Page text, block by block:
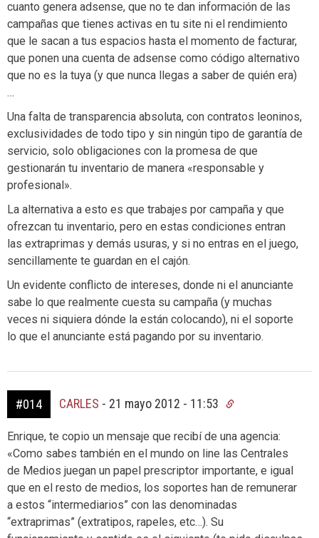
cuanto genera adsense, que no te dan información de las
campañas que tienes activas en tu site ni el rendimiento
que le sacan a tus espacios hasta el momento de facturar,
que ponen una cuenta de adsense como código alternativo
que no es la tuya (y que nunca llegas a saber de quién era)
…
Una falta de transparencia absoluta, con contratos leoninos,
exclusividades de todo tipo y sin ningún tipo de garantía de
servicio, solo obligaciones con la promesa de que
gestionarán tu inventario de manera «responsable y
profesional».
La alternativa a esto es que trabajes por campaña y que
ofrezcan tu inventario, pero en estas condiciones entran
las extraprimas y demás usuras, y si no entras en el juego,
sencillamente te guardan en el cajón.
Un evidente conflicto de intereses, donde ni el anunciante
sabe lo que realmente cuesta su campaña (y muchas
veces ni siquiera dónde la están colocando), ni el soporte
lo que el anunciante está pagando por su inventario.
#014 CARLES - 21 mayo 2012 - 11:53
Enrique, te copio un mensaje que recibí de una agencia:
«Como sabes también en el mundo on line las Centrales
de Medios juegan un papel prescriptor importante, e igual
que en el resto de medios, los soportes han de remunerar
a estos “intermediarios” con las denominadas
“extraprimas” (extratipos, rapeles, etc…). Su